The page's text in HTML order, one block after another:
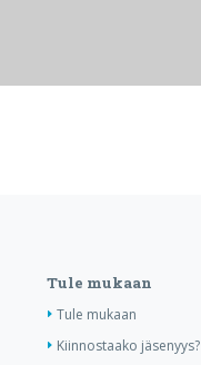
Tule mukaan
Tule mukaan
Kiinnostaako jäsenyys?